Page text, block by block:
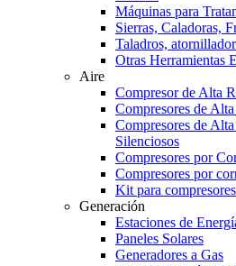
Máquinas para
Sierras, Caladoras,
Taladros,
Otras Herramientas
Aire
Compresor de Alta
Compresores de
Compresores de
Silenciosos
Compresores por
Compresores por
Kit para compresores
Generación
Estaciones de
Paneles Solares
Generadores a Gas